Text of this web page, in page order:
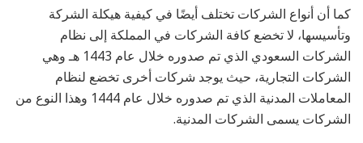
كما أن أنواع الشركات تختلف أيضًا في كيفية هيكلة الشركة
وتأسيسها، لا تخضع كافة الشركات في المملكة إلى نظام
الشركات السعودي الذي تم صدوره خلال عام 1443 هـ وهي
الشركات التجارية، حيث يوجد شركات أخرى تخضع لنظام
المعاملات المدنية الذي تم صدوره خلال عام 1444 وهذا النوع من
الشركات يسمى الشركات المدنية.